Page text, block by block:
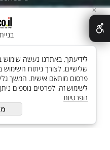
✕
שלישיים, לצורך ניתוח השימוש
פרסום מותאם אישית. המשך
לשימוש זה. לפרטים נוספים
הפרטיות